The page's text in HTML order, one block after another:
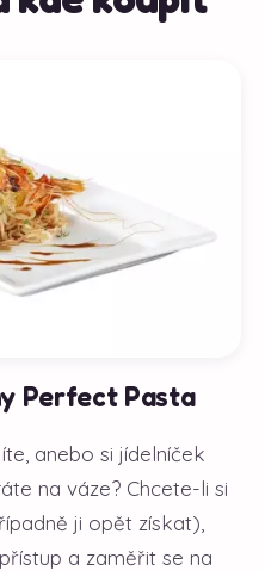
Perfect Pasta
anebo si jídelníček
na váze? Chcete-li si
ji opět získat),
a zaměřit se na